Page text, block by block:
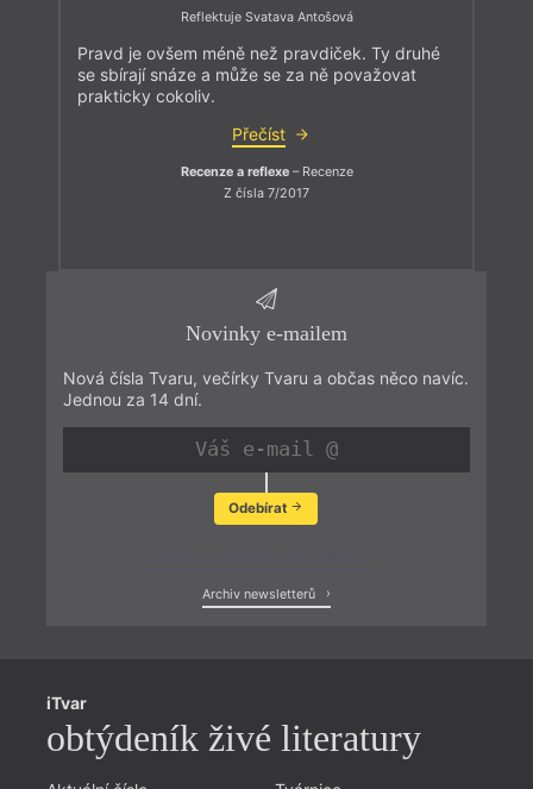
Reflektuje Svatava Antošová
Pravd je ovšem méně než pravdiček. Ty druhé
se sbírají snáze a může se za ně považovat
prakticky cokoliv.
Přečíst
Recenze a reflexe– Recenze
Z čísla 7/2017
Novinky e-mailem
Nová čísla Tvaru, večírky Tvaru a občas něco navíc.
Jednou za 14 dní.
Odebírat
Archiv newsletterů
iTvar
obtýdeník živé literatury